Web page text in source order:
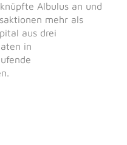
Albulus an und
mehr als
aus drei
in